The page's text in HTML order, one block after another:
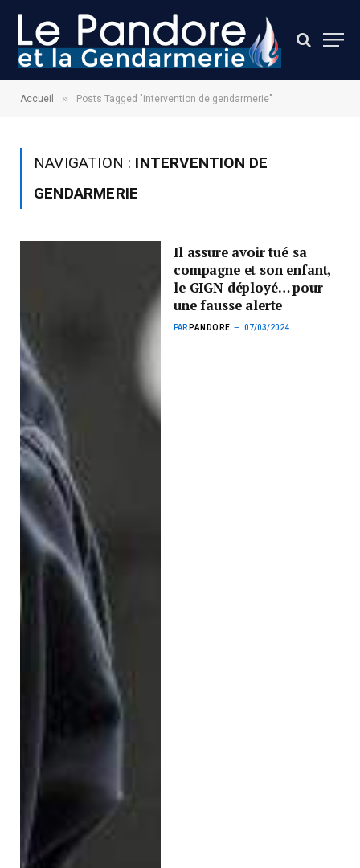
Accueil » Posts Tagged "intervention de gendarmerie"
NAVIGATION : INTERVENTION DE
GENDARMERIE
Il assure avoir tué sa
compagne et son enfant,
le GIGN déployé… pour
une fausse alerte
PAR PANDORE 07/03/2024